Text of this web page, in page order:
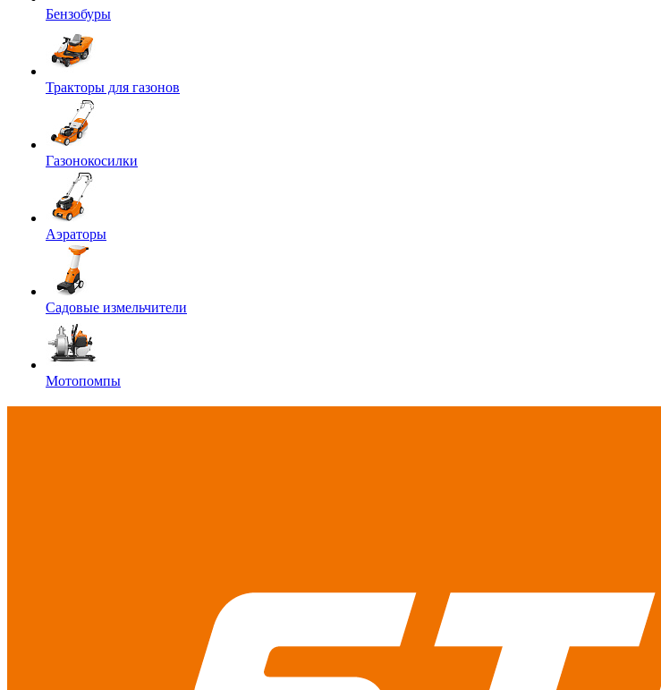
Бензобуры
Тракторы для газонов
Газонокосилки
Аэраторы
Садовые измельчители
Мотопомпы